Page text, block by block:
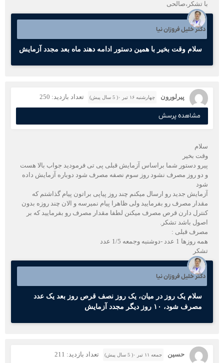
با تشکر،صالحی
دکتر خلیل فروزان نیا
سلام وقت بخیر با همین دستور ادامه دهند ماه بعد مجدد آزمایش
پیرلورون چهارشنبه ۱۶ تیر ۰( 5 سال پیش) تعداد بازدید: 250
مشاهده پرسش
سلام
وقت بخیر
پیرو دستور شما براساس آزمایش قبلی پی تی فرمودید جواب بالا هست
و دو روز مصرف نشود روز سوم نصفه مصرف شود دوباره آزمایش داده
شود
آزمایش جدید رو ارسال میکنم چند روز پیاپی براتون پیام گذاشتم که
مقدار مصرف رو بفرمایید ولی ظاهرا پیام نمیرسه و الان چند روزه بدون
کنترل دارن قرص مصرف میکنن لطفا مقدار مصرف رو بفرمایید که بر
اصول باشد تشکر.
مصرف قبلی :
همه روزها 1 عدد -دوشنبه وجمعه 1/5 عدد
تشکر
دکتر خلیل فروزان نیا
سلام یک روز در میان، یک روز نصف قرص روز بعد یک عدد
مصرف شود، ۱۰ روز دیگر مجدد آزمایش
حسین جمعه ۱۱ تیر ۰( 5 سال پیش) تعداد بازدید: 211